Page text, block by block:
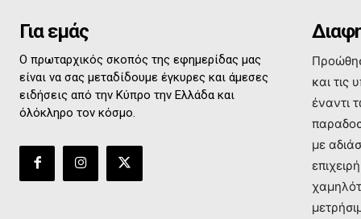
Για εμάς
Ο πρωταρχικός σκοπός της εφημερίδας μας
είναι να σας μεταδίδουμε έγκυρες και άμεσες
ειδήσεις από την Κύπρο την Ελλάδα και
όλόκληρο τον κόσμο.
και τις
έναντι
με